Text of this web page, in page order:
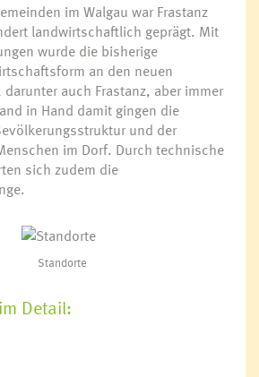
im Walgau war Frastanz
landwirtschaftlich geprägt. Mit
wurde die bisherige
an den neuen
auch Frastanz, aber immer
in Hand damit gingen die
und der
im Dorf. Durch technische
sich zudem die
Standorte
Detail: